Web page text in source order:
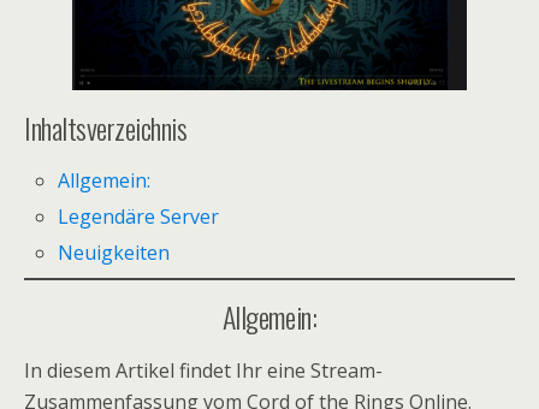
Inhaltsverzeichnis
Allgemein:
Legendäre Server
Neuigkeiten
Allgemein:
In diesem Artikel findet Ihr eine Stream-
Zusammenfassung vom Cord of the Rings Online.